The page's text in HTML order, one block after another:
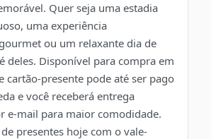
Quer seja uma estadia
uma experiência
ou um relaxante dia de
deles. Disponível para compra em
cartão-presente pode até ser pago
e você receberá entrega
e-mail para maior comodidade.
presentes hoje com o vale-